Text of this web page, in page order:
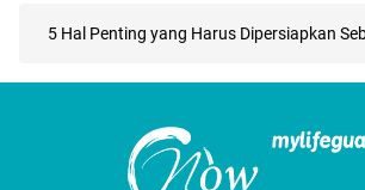
5 Hal Penting yang Harus Dipersiapkan